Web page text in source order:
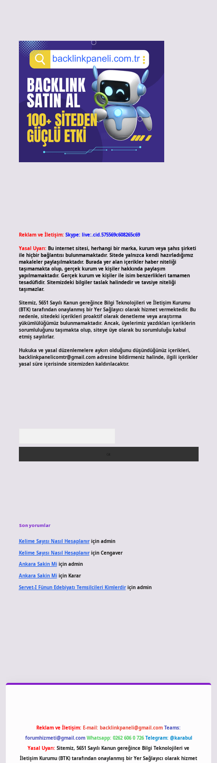
Reklam ve İletişim: Skype: live:.cid.575569c608265c69
Yasal Uyarı: Bu internet sitesi, herhangi bir marka, kurum veya şahıs şirketi
ile hiçbir bağlantısı bulunmamaktadır. Sitede yalnızca kendi hazırladığımız
makaleler paylaşılmaktadır. Burada yer alan içerikler haber niteliği
taşımamakta olup, gerçek kurum ve kişiler hakkında paylaşım
yapılmamaktadır. Gerçek kurum ve kişiler ile isim benzerlikleri tamamen
tesadüfidir. Sitemizdeki bilgiler taslak halindedir ve tavsiye niteliği
taşımazlar.
Sitemiz, 5651 Sayılı Kanun gereğince Bilgi Teknolojileri ve İletişim Kurumu
(BTK) tarafından onaylanmış bir Yer Sağlayıcı olarak hizmet vermektedir. Bu
nedenle, sitedeki içerikleri proaktif olarak denetleme veya araştırma
yükümlülüğümüz bulunmamaktadır. Ancak, üyelerimiz yazdıkları içeriklerin
sorumluluğunu taşımakta olup, siteye üye olarak bu sorumluluğu kabul
etmiş sayılırlar.
Hukuka ve yasal düzenlemelere aykırı olduğunu düşündüğünüz içerikleri,
backlinkpanelicomtr@gmail.comadresine bildirmeniz halinde, ilgili içerikler
yasal süre içerisinde sitemizden kaldırılacaktır.
Son yorumlar
Kelime Sayısı Nasıl Hesaplanıriçin admin
Kelime Sayısı Nasıl Hesaplanıriçin Cengaver
Ankara Sakin Miiçin admin
Ankara Sakin Miiçin Karar
Servet-I Fünun Edebiyatı Temsilcileri Kimlerdiriçin admin
Reklam ve İletişim: E-mail: backlinkpaneli@gmail.com Teams:
forumhizmeti@gmail.com Whatsapp: 0262 606 0 726 Telegram: @karabul
Yasal Uyarı: Sitemiz, 5651 Sayılı Kanun gereğince Bilgi Teknolojileri ve
İletişim Kurumu (BTK) tarafından onaylanmış bir Yer Sağlayıcı olarak hizmet